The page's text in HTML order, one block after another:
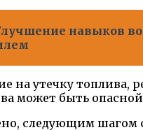
навыков
на утечку
может быть
следующим шагом